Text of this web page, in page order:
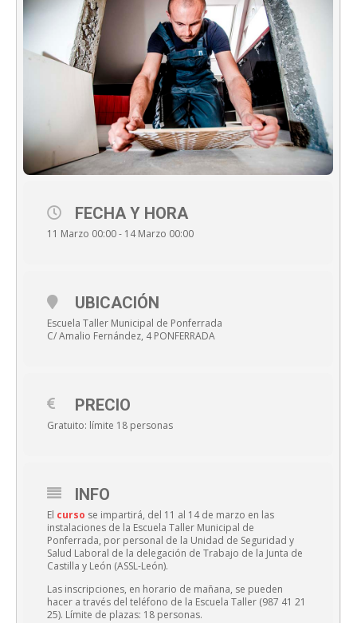
FECHA Y HORA
11 Marzo 00:00 - 14 Marzo 00:00
UBICACIÓN
Escuela Taller Municipal de Ponferrada
C/ Amalio Fernández, 4 PONFERRADA
PRECIO
Gratuito: límite 18 personas
INFO
El curso se impartirá, del 11 al 14 de marzo en las
instalaciones de la Escuela Taller Municipal de
Ponferrada, por personal de la Unidad de Seguridad y
Salud Laboral de la delegación de Trabajo de la Junta de
Castilla y León (ASSL-León).
Las inscripciones, en horario de mañana, se pueden
hacer a través del teléfono de la Escuela Taller (987 41 21
25). Límite de plazas: 18 personas.